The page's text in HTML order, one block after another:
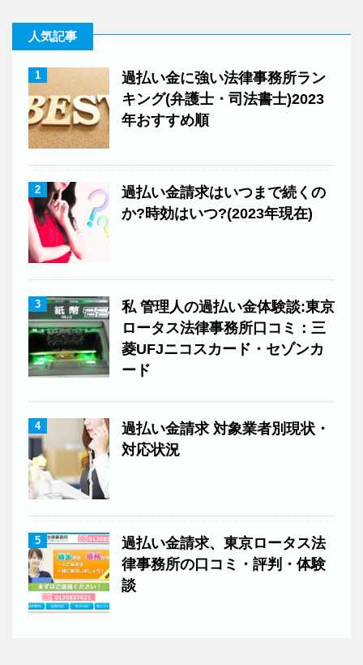
人気記事
1
過払い金に強い法律事務所ラン
キング(弁護士・司法書士)2023
年おすすめ順
2
過払い金請求はいつまで続くの
か?時効はいつ?(2023年現在)
3
私 管理人の過払い金体験談:東京
ロータス法律事務所口コミ：三
菱UFJニコスカード・セゾンカ
ード
4
過払い金請求 対象業者別現状・
対応状況
5
過払い金請求、東京ロータス法
律事務所の口コミ・評判・体験
談